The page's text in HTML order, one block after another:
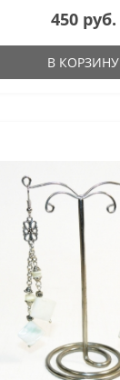
450 руб.
В КОРЗИНУ